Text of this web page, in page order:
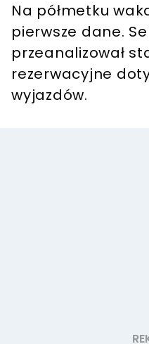
Na półmetku
pierwsze dane.
przeanalizował
rezerwacyjne
wyjazdów.